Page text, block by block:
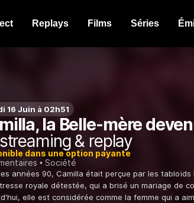
Replays Films Séries
16 Juin à 02h51
la Belle-mère
& replay
dans une option payante
Société
années 90, Camilla était perçue par les tabloïds
royale détestée, qui a brisé un mariage de
elle est considérée comme la femme qui a